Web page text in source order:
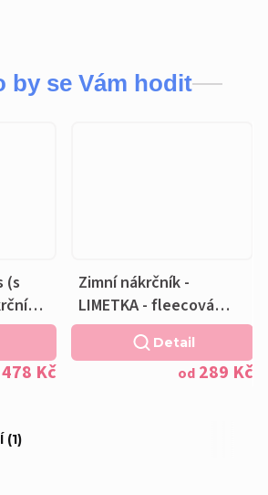
by se Vám hodit
(s
-
478 Kč
Zimní nákrčník -
LIMETKA - fleecová
tmavě šedá podšívka
od 289 Kč
Detail
(1)